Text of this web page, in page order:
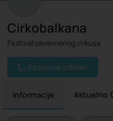
Cirkobalkana
Festival savremenog cirkusa
Pozovite odmah
Informacije Aktuelno